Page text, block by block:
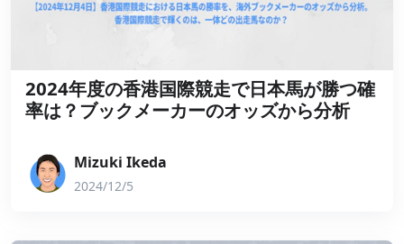
2024年度の香港国際競走で日本馬が勝つ確
率は？ブックメーカーのオッズから分析
Mizuki Ikeda
2024/12/5